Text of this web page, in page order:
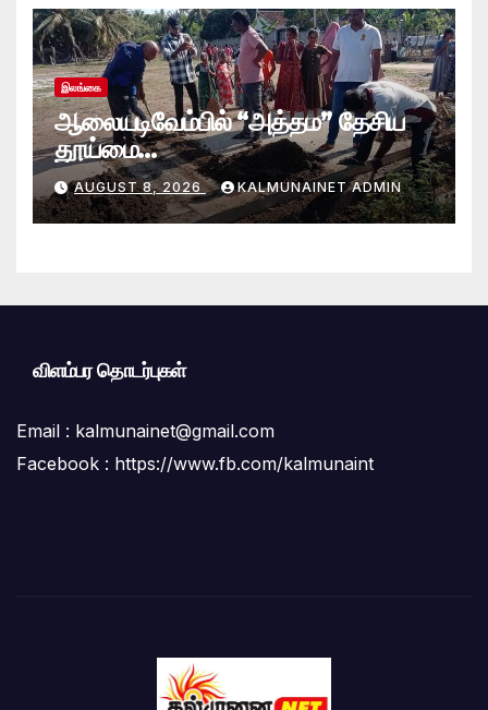
இலங்கை
ஆலையடிவேம்பில் “அத்தம” தேசிய
தூய்மை
வேலைத்திட்டம்.:ஆலையடிவேம்பு
பிரதேச செயலகமும் பிரதேச சபையும்
இணைந்து விசேட தூய்மைப் பணி.
AUGUST 8, 2026 KALMUNAINET ADMIN
விளம்பர தொடர்புகள்
Email : kalmunainet@gmail.com
Facebook : https://www.fb.com/kalmunaint